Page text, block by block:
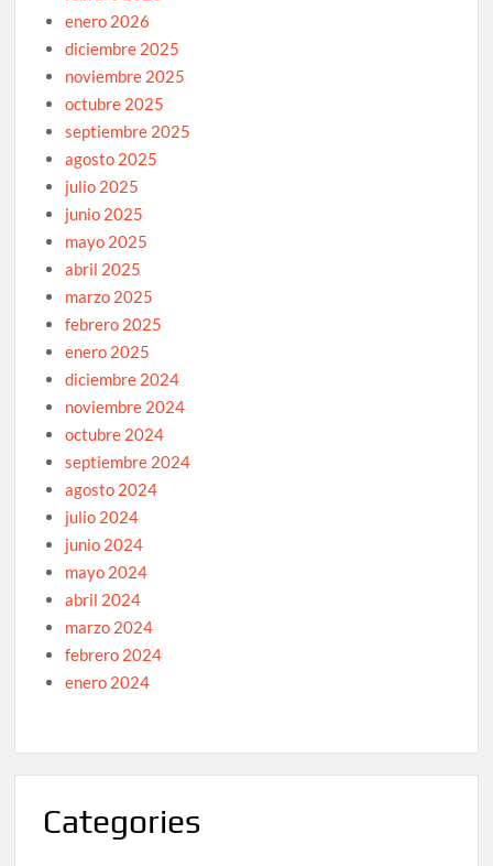
enero 2026
diciembre 2025
noviembre 2025
octubre 2025
septiembre 2025
agosto 2025
julio 2025
junio 2025
mayo 2025
abril 2025
marzo 2025
febrero 2025
enero 2025
diciembre 2024
noviembre 2024
octubre 2024
septiembre 2024
agosto 2024
julio 2024
junio 2024
mayo 2024
abril 2024
marzo 2024
febrero 2024
enero 2024
Categories